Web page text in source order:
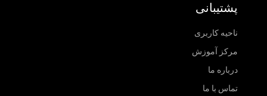
پشتیبانی
ناحیه کاربری
مرکز آموزش
درباره ما
تماس با ما